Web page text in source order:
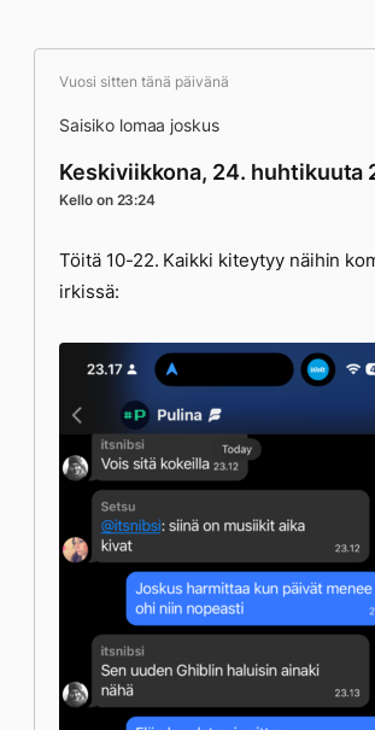
Vuosi sitten tänä päivänä
Saisiko lomaa joskus
Keskiviikkona, 24. huhtikuuta
Kello on 23:24
Töitä 10-22. Kaikki kiteytyy näihin
irkissä: